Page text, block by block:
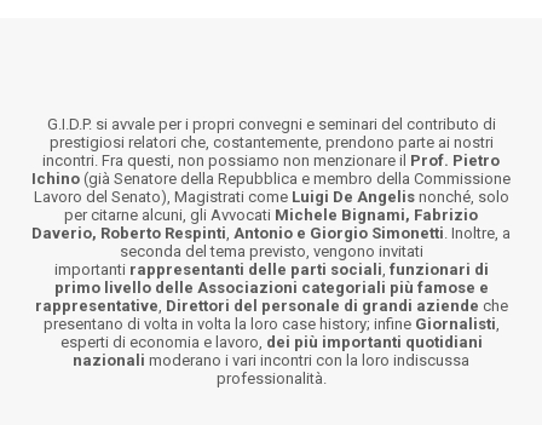
G.I.D.P. si avvale per i propri convegni e seminari del contributo di
prestigiosi relatori che, costantemente, prendono parte ai nostri
incontri. Fra questi, non possiamo non menzionare il Prof. Pietro
Ichino (già Senatore della Repubblica e membro della Commissione
Lavoro del Senato), Magistrati come Luigi De Angelisnonché, solo
per citarne alcuni, gli Avvocati Michele Bignami, Fabrizio
Daverio, Roberto Respinti, Antonio e Giorgio Simonetti. Inoltre, a
seconda del tema previsto, vengono invitati
importanti rappresentanti delle parti sociali, funzionari di
primo livello delle Associazioni categoriali più famose e
rappresentative, Direttori del personale di grandi aziende che
presentano di volta in volta la loro case history; infine Giornalisti,
esperti di economia e lavoro, dei più importanti quotidiani
nazionali moderano i vari incontri con la loro indiscussa
professionalità.